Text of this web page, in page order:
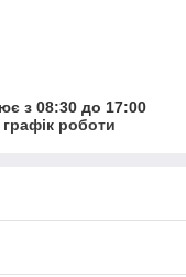
з 08:30 до 17:00
роботи